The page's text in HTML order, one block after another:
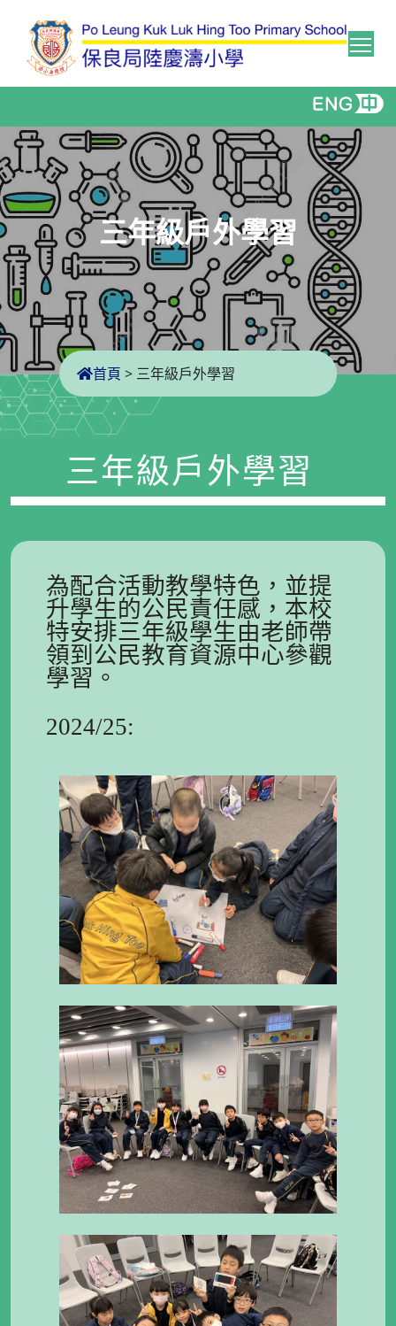
三年級戶外學習
首頁 > 三年級戶外學習
三年級戶外學習
為配合活動教學特色，並提
升學生的公民責任感，本校
特安排三年級學生由老師帶
領到公民教育資源中心參觀
學習。
2024/25: